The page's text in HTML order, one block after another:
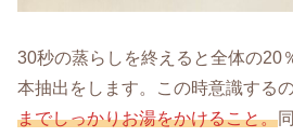
30秒の蒸らしを終えると全体の20
本抽出をします。この時意識するの
までしっかりお湯をかけること。